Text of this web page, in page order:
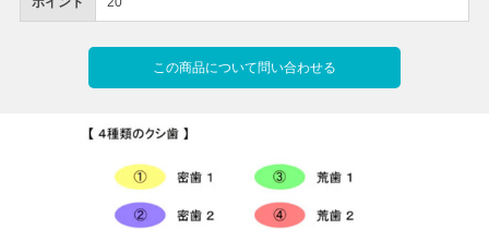
この商品について問い合わせる